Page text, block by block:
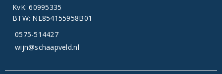
KvK: 60995335
BTW: NL854155958B01
0575-514427
wijn@schaapveld.nl